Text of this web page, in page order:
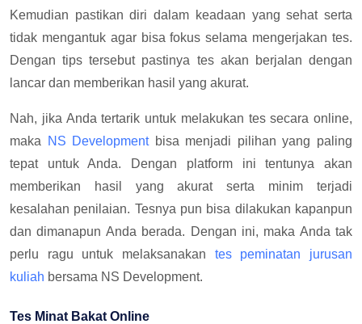
Kemudian pastikan diri dalam keadaan yang sehat serta
tidak mengantuk agar bisa fokus selama mengerjakan tes.
Dengan tips tersebut pastinya tes akan berjalan dengan
lancar dan memberikan hasil yang akurat.
Nah, jika Anda tertarik untuk melakukan tes secara online,
maka
NS Developmentbisa menjadi pilihan yang paling
tepat untuk Anda. Dengan platform ini tentunya akan
memberikan hasil yang akurat serta minim terjadi
kesalahan penilaian. Tesnya pun bisa dilakukan kapanpun
dan dimanapun Anda berada. Dengan ini, maka Anda tak
perlu ragu untuk melaksanakan tes peminatan jurusan
kuliah bersama NS Development.
Tes Minat Bakat Online